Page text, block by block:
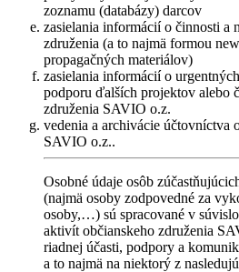
zoznamu (databázy) darcov
zasielania informácií o činnosti a
združenia (a to najmä formou
propagačných materiálov)
zasielania informácií o
podporu ďalších projektov alebo
združenia SAVIO o.z.
vedenia a archivácie účtovníctva
SAVIO o.z..
Osobné údaje osôb
(najmä osoby zodpovedné za
osoby,…) sú spracované v
aktivít občianskeho združenia
riadnej účasti, podpory a
a to najmä na niektorý z